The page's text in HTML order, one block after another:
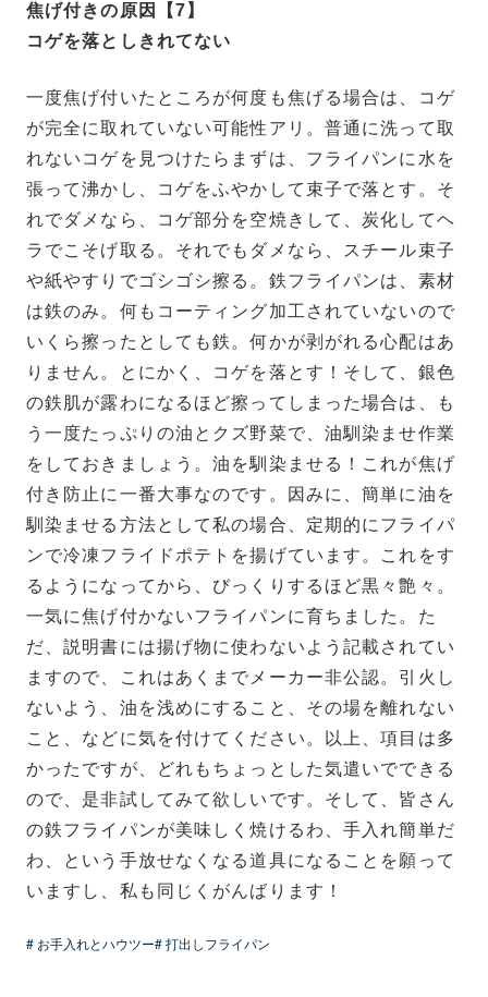
焦げ付きの原因【7】
コゲを落としきれてない
一度焦げ付いたところが何度も焦げる場合は、コゲ
が完全に取れていない可能性アリ。普通に洗って取
れないコゲを見つけたらまずは、フライパンに水を
張って沸かし、コゲをふやかして束子で落とす。そ
れでダメなら、コゲ部分を空焼きして、炭化してヘ
ラでこそげ取る。それでもダメなら、スチール束子
や紙やすりでゴシゴシ擦る。鉄フライパンは、素材
は鉄のみ。何もコーティング加工されていないので
いくら擦ったとしても鉄。何かが剥がれる心配はあ
りません。とにかく、コゲを落とす！そして、銀色
の鉄肌が露わになるほど擦ってしまった場合は、も
う一度たっぷりの油とクズ野菜で、油馴染ませ作業
をしておきましょう。油を馴染ませる！これが焦げ
付き防止に一番大事なのです。因みに、簡単に油を
馴染ませる方法として私の場合、定期的にフライパ
ンで冷凍フライドポテトを揚げています。これをす
るようになってから、びっくりするほど黒々艶々。
一気に焦げ付かないフライパンに育ちました。た
だ、説明書には揚げ物に使わないよう記載されてい
ますので、これはあくまでメーカー非公認。引火し
ないよう、油を浅めにすること、その場を離れない
こと、などに気を付けてください。以上、項目は多
かったですが、どれもちょっとした気遣いでできる
ので、是非試してみて欲しいです。そして、皆さん
の鉄フライパンが美味しく焼けるわ、手入れ簡単だ
わ、という手放せなくなる道具になることを願って
いますし、私も同じくがんばります！
# お手入れとハウツー# 打出しフライパン